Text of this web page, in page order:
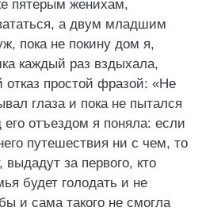
пятерым женихам,
а двум младшим
пока не покину дом я,
каждый раз вздыхала,
отказ простой фразой: «Не
глаза и пока не пытался
отъездом я поняла: если
путешествия ни с чем, то
за первого, кто
будет голодать и не
и сама такого не смогла